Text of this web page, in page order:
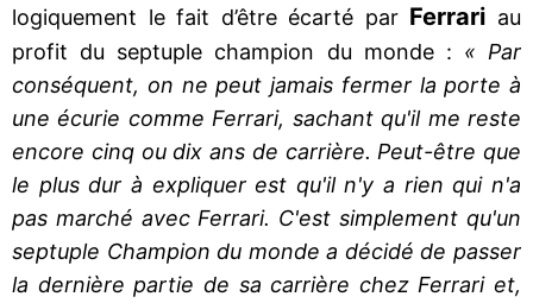
logiquement le fait d’être écarté par Ferrari au
profit du septuple champion du monde : « Par
conséquent, on ne peut jamais fermer la porte à
une écurie comme Ferrari, sachant qu'il me reste
encore cinq ou dix ans de carrière. Peut-être que
le plus dur à expliquer est qu'il n'y a rien qui n'a
pas marché avec Ferrari. C'est simplement qu'un
septuple Champion du monde a décidé de passer
la dernière partie de sa carrière chez Ferrari et,